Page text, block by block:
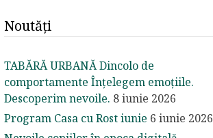
Noutăți
TABĂRĂ URBANĂ Dincolo de
comportamente Înțelegem emoțiile.
Descoperim nevoile. 8 iunie 2026
Program Casa cu Rost iunie 6 iunie 2026